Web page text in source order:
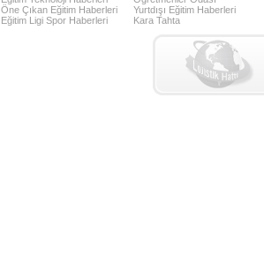
Öne Çıkan Eğitim Haberleri
Eğitim Ligi Spor Haberleri
Yurtdışı Eğitim Haberleri
Kara Tahta